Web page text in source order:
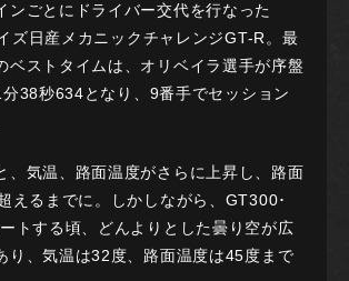
ンごとにドライバー交代を行なった
ズ日産メカニックチャレンジGT-R。最
ベストタイムは、オリベイラ選手が序盤
38秒634となり、9番手でセッション
、気温、路面温度がさらに上昇し、路面
えるまでに。しかしながら、GT300･
トする頃、どんよりとした曇り空が広
り、気温は32度、路面温度は45度まで